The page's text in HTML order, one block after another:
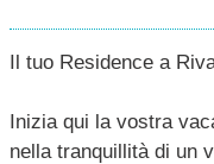
Il tuo Residence a
Inizia qui la vostra
nella tranquillità di un